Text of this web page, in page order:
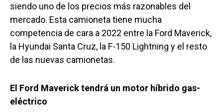
siendo uno de los precios más razonables del
mercado. Esta camioneta tiene mucha
competencia de cara a 2022 entre la Ford Maverick,
la Hyundai Santa Cruz, la F-150 Lightning y el resto
de las nuevas camionetas.
El Ford Maverick tendrá un motor híbrido gas-
eléctrico